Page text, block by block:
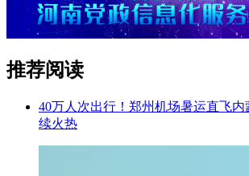
推荐阅读
40万人次出行！郑州机场暑运直飞
续火热